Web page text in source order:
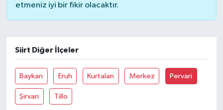
etmeniz iyi bir fikir olacaktır.
Siirt Diğer İlçeler
Baykan Eruh Kurtalan Merkez Pervari
Şirvan Tillo